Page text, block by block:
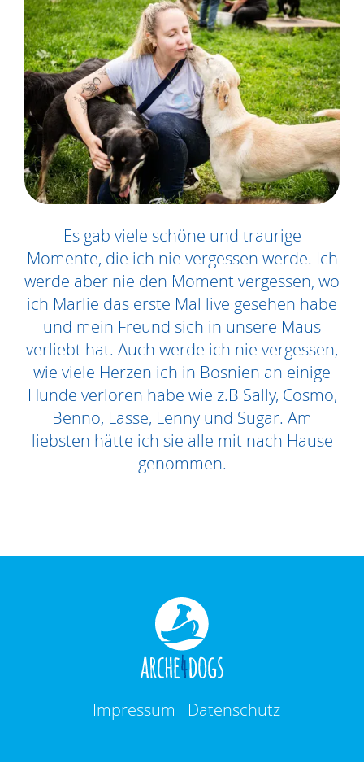
Es gab viele schöne und traurige
Momente, die ich nie vergessen werde. Ich
werde aber nie den Moment vergessen, wo
ich Marlie das erste Mal live gesehen habe
und mein Freund sich in unsere Maus
verliebt hat. Auch werde ich nie vergessen,
wie viele Herzen ich in Bosnien an einige
Hunde verloren habe wie z.B Sally, Cosmo,
Benno, Lasse, Lenny und Sugar. Am
liebsten hätte ich sie alle mit nach Hause
genommen.
Impressum Datenschutz